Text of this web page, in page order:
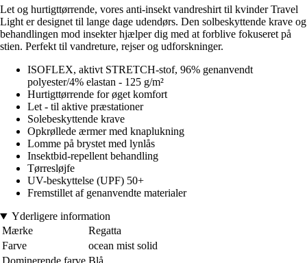
Let og hurtigttørrende, vores anti-insekt vandreshirt til kvinder Travel
Light er designet til lange dage udendørs. Den solbeskyttende krave og
behandlingen mod insekter hjælper dig med at forblive fokuseret på
stien. Perfekt til vandreture, rejser og udforskninger.
ISOFLEX, aktivt STRETCH-stof, 96% genanvendt
polyester/4% elastan - 125 g/m²
Hurtigttørrende for øget komfort
Let - til aktive præstationer
Solebeskyttende krave
Opkrøllede ærmer med knaplukning
Lomme på brystet med lynlås
Insektbid-repellent behandling
Tørresløjfe
UV-beskyttelse (UPF) 50+
Fremstillet af genanvendte materialer
Yderligere information
Mærke
Regatta
Farve
ocean mist solid